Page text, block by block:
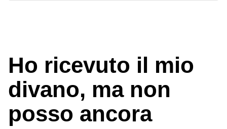
Ho ricevuto il mio
divano, ma non
posso ancora